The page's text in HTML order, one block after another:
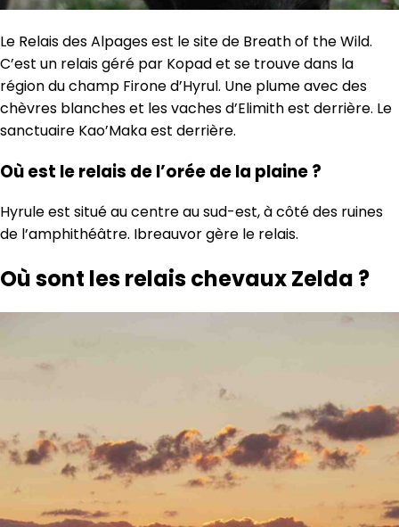
Le Relais des Alpages est le site de Breath of the Wild.
C’est un relais géré par Kopad et se trouve dans la
région du champ Firone d’Hyrul. Une plume avec des
chèvres blanches et les vaches d’Elimith est derrière. Le
sanctuaire Kao’Maka est derrière.
Où est le relais de l’orée de la plaine ?
Hyrule est situé au centre au sud-est, à côté des ruines
de l’amphithéâtre. Ibreauvor gère le relais.
Où sont les relais chevaux Zelda ?